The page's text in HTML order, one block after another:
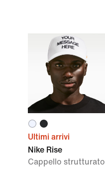
Ultimi arrivi
Nike Rise
Cappello strutturato